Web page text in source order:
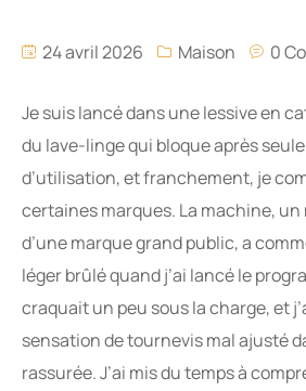
24 avril 2026 Maison 0
Je suis lancé dans une lessive en
du lave-linge qui bloque après
d’utilisation, et franchement, je
certaines marques. La machine, un
d’une marque grand public, a
léger brûlé quand j’ai lancé le
craquait un peu sous la charge, et
sensation de tournevis mal ajusté
rassurée. J’ai mis du temps à